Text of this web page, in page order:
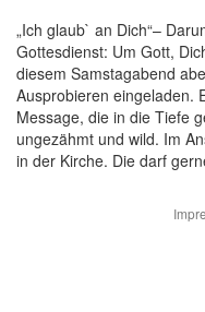
„Ich glaub` an Dich“–
Gottesdienst: Um Gott,
diesem Samstagabend
Ausprobieren eingeladen.
Message, die in die Tiefe
ungezähmt und wild. Im
in der Kirche. Die darf